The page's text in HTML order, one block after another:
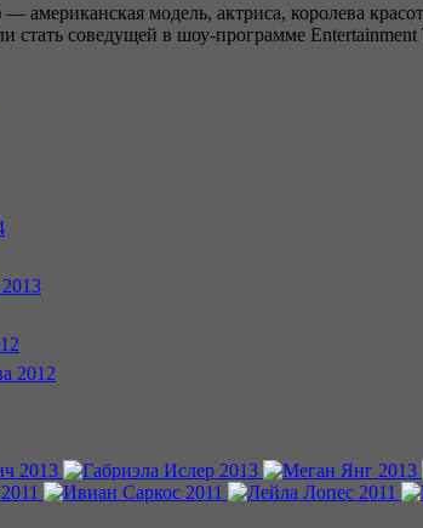
— американская модель, актриса, королева
стать соведущей в шоу-программе Entertainment
2012